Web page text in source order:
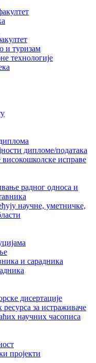
и туризам
технологије
дипломе/података
исправе
радног односа и
научне, уметничке,
и сарадника
дисертације
ресурса за истраживаче
научних часописа
пројекти